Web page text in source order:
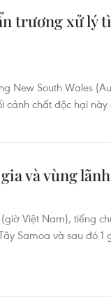
trương xử lý
New South Wales
cảnh chất độc hại
và vùng
(giờ Việt Nam), tiếng
Samoa và sau đó